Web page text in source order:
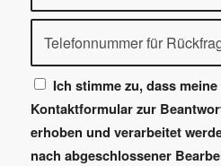
Ich stimme zu, dass
Kontaktformular zur
erhoben und verarbeitet
nach abgeschlossener